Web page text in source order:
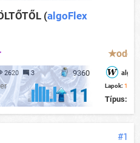
(algoFlex
9360
2620 3
11
★odd-
Lapok: 17
Típus:
#1